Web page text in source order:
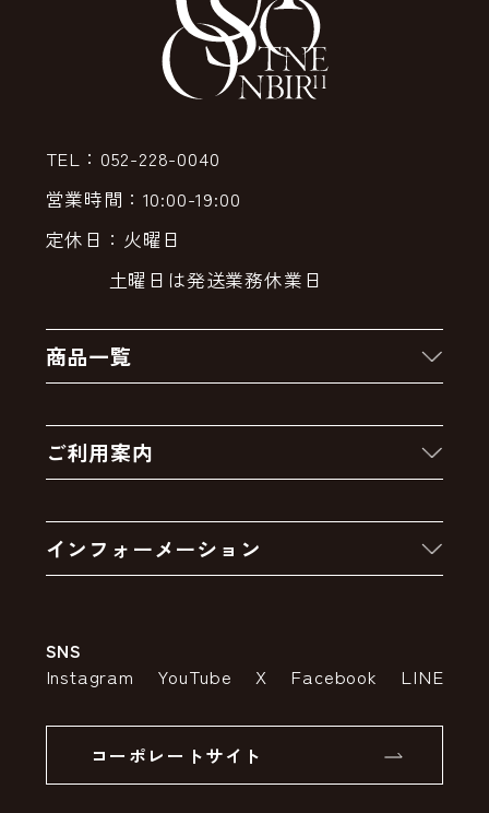
TEL：052-228-0040
営業時間：10:00-19:00
定休日：火曜日
土曜日は発送業務休業日
商品一覧
クーポン
卸販売・大量注文
アウトレットセール
ご利用案内
お支払いについて
ポイントについて
インフォーメーション
特定商取引法の表示
SSLサーバー証明書とは
SNS
Instagram YouTube X Facebook LINE
コーポレートサイト